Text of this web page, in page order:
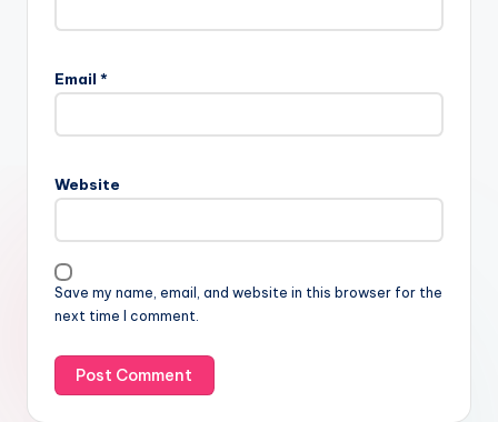
Email *
Website
Save my name, email, and website in this browser for the
next time I comment.